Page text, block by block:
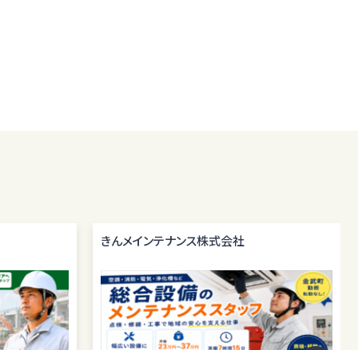
きんメインテナンス株式会社